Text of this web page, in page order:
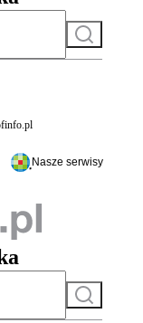
Szukaj
do serwisu
się w nowej karcie
otwiera się w nowej karcie
Nasze serwisy
Szukaj